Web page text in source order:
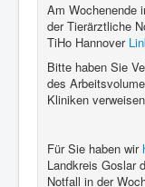
Am Wochenende
der Tierärztliche
TiHo Hannover
Bitte haben Sie
des
Kliniken
Für Sie haben wir
Landkreis Goslar
Notfall in der